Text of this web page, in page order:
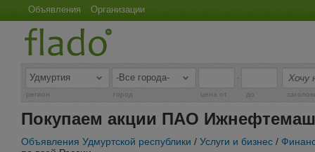
Объявления Организации
-
регион город цена от до
Покупаем акции ПАО
Объявления Удмуртской республики / Услуги и бизнес /